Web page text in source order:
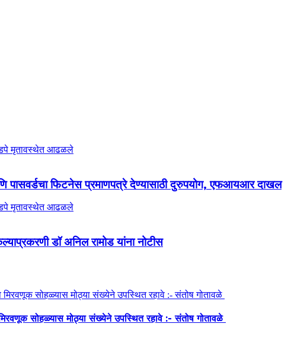
पासवर्डचा फिटनेस प्रमाणपत्रे देण्यासाठी दुरुपयोग, एफआयआर दाखल
डॉ अनिल रामोड यांना नोटीस
सोहळ्यास मोठ्या संख्येने उपस्थित रहावे :- संतोष गोतावळे